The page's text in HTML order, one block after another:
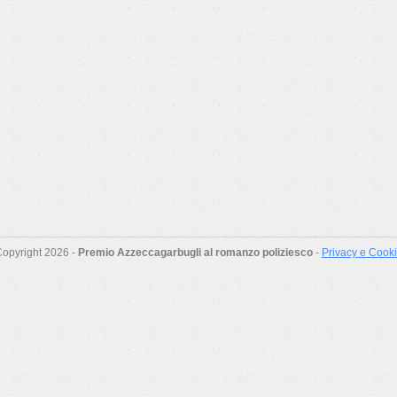
2026 - Premio Azzeccagarbugli al romanzo poliziesco- Privacy e